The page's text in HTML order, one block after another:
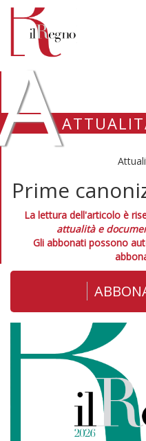
Prime
La lettura dell'articolo è
attualità e
Gli abbonati possono